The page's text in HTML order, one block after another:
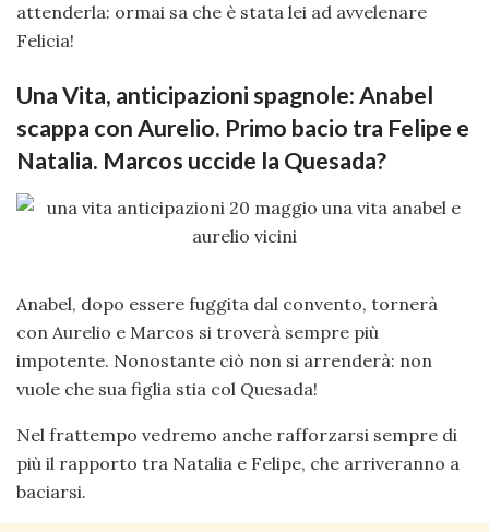
attenderla: ormai sa che è stata lei ad avvelenare
Felicia!
Una Vita, anticipazioni spagnole: Anabel
scappa con Aurelio. Primo bacio tra Felipe e
Natalia. Marcos uccide la Quesada?
Anabel, dopo essere fuggita dal convento, tornerà
con Aurelio e Marcos si troverà sempre più
impotente. Nonostante ciò non si arrenderà: non
vuole che sua figlia stia col Quesada!
Nel frattempo vedremo anche rafforzarsi sempre di
più il rapporto tra Natalia e Felipe, che arriveranno a
baciarsi.